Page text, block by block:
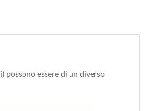
possono essere di un diverso